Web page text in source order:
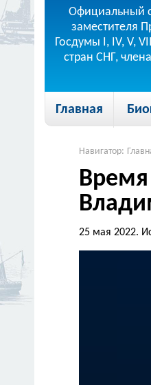
Официальный
заместителя
Госдумы I, IV, V,
стран СНГ,
Главная
Навигатор:
Время
25 мая 2022.